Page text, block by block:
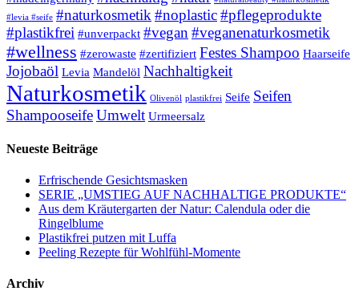
#levia #seife #naturkosmetik#noplastic#pflegeprodukte
#plastikfrei #unverpackt #vegan#veganenaturkosmetik
#wellness #zerowaste #zertifiziert Festes Shampoo Haarseife
Jojobaöl Levia Mandelöl Nachhaltigkeit
Naturkosmetik Olivenöl plastikfrei Seife Seifen
ShampooseifeUmwelt Urmeersalz
Neueste Beiträge
Erfrischende Gesichtsmasken
SERIE „UMSTIEG AUF NACHHALTIGE PRODUKTE“
Aus dem Kräutergarten der Natur: Calendula oder die
Ringelblume
Plastikfrei putzen mit Luffa
Peeling Rezepte für Wohlfühl-Momente
Archiv